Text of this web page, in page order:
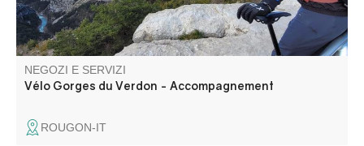
NEGOZI E SERVIZI
Vélo Gorges du Verdon - Accompagnement
ROUGON-IT